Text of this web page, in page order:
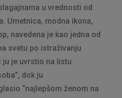
u vrednosti od
Umetnica, modna ikona,
navedena je kao jedna od
svetu po istraživanju
ju je uvrstio na listu
dok ju
“najlepšom ženom na